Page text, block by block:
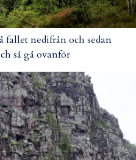
fallet nedifrån och sedan
så gå ovanför